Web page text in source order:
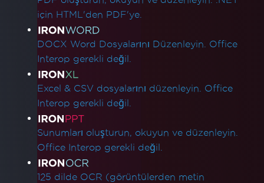
için HTML'den PDF'ye.
DOCX Word Dosyalarını Düzenleyin. Office
Interop gerekli değil.
Excel & CSV dosyalarını düzenleyin. Office
Interop gerekli değil.
Sunumları oluşturun, okuyun ve düzenleyin.
Office Interop gerekli değil.
125 dilde OCR (görüntülerden metin